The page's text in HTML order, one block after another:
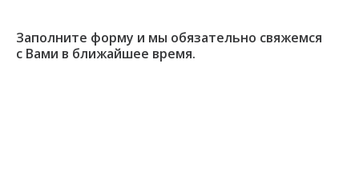
Заполните форму и мы обязательно свяжемся
с Вами в ближайшее время.